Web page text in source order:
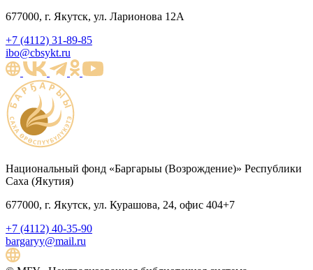
677000, г. Якутск, ул. Ларионова 12А
+7 (4112) 31-89-85
ibo@cbsykt.ru
Национальный фонд «Баргарыы (Возрождение)» Республики
Саха (Якутия)
677000, г. Якутск, ул. Курашова, 24, офис 404+7
+7 (4112) 40-35-90
bargaryy@mail.ru